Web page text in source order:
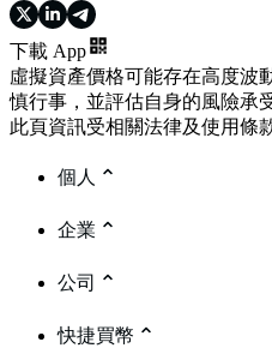
下載 App
虛擬資產價格可能存在高度波
慎行事，並評估自身的風險承
此頁資訊受相關法律及使用條
個人
企業
公司
快捷買幣